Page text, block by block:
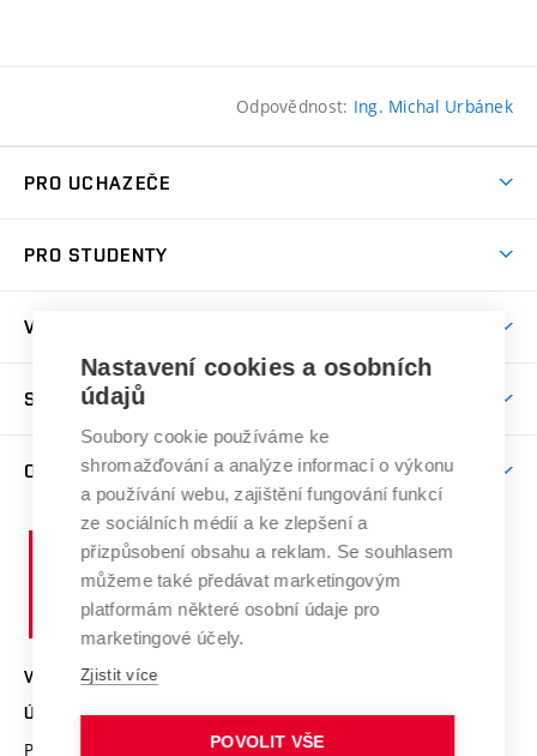
Odpovědnost: Ing. Michal Urbánek
PRO UCHAZEČE
Přijímačky
Den otevřených dveří
Další vzdělávání
Kontakty
Zpracování osobních údajů uchazečů o studium
E-přihláška
PRO STUDENTY
Studijní předpisy
Časový plán studia
Studium
Stipendia
Doktorský příjem
Celouniverzitní doktorská škola
Studium a stáže v zahraničí
Studentské spolky
Pracovní nabídky
VĚDA A VÝZKUM
Věda a výzkum na ÚSI
Úspěchy
Projekty
Publikace a výsledky VaV
Konference
SPOLUPRÁCE S ÚSI
Spolupráce
Služby ústavu
O ÚSTAVU
Profil ústavu
Organizační struktura
Vnitřní předpisy ústavu
Úřední deska VUT
Vysoké
učení
technické
VYSOKÉ UČENÍ TECHNICKÉ V BRNĚ
ÚSTAV SOUDNÍHO INŽENÝRSTVÍ
Purkyňova 464/118 www.vut.cz/usi
Nastavení cookies a osobních
údajů
Soubory cookie používáme ke
shromažďování a analýze informací o výkonu
a používání webu, zajištění fungování funkcí
ze sociálních médií a ke zlepšení a
přizpůsobení obsahu a reklam. Se souhlasem
můžeme také předávat marketingovým
platformám některé osobní údaje pro
marketingové účely.
Zjistit více
POVOLIT VŠE